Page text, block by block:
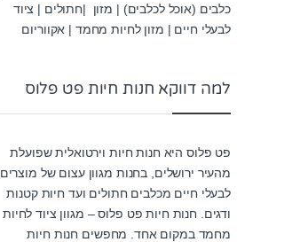
כלבים (אוכל לכלבים) | מזון |חתולים | ציוד
לבעלי חיים | מזון לחיות מחמד | אקווריום
למה דווקא חנות חיות פט פלוס
פט פלוס היא חנות חיות וירטואלית שפועלת
מהעיר ירושלים, בחנות מגוון עצום של מוצרים
לבעלי חיים מכלבים חתולים ועד חיות קטנות
ודגים. חנות חיות פט פלוס – מגוון ציוד לחיות
מחמד במקום אחד. מחפשים חנות חיות